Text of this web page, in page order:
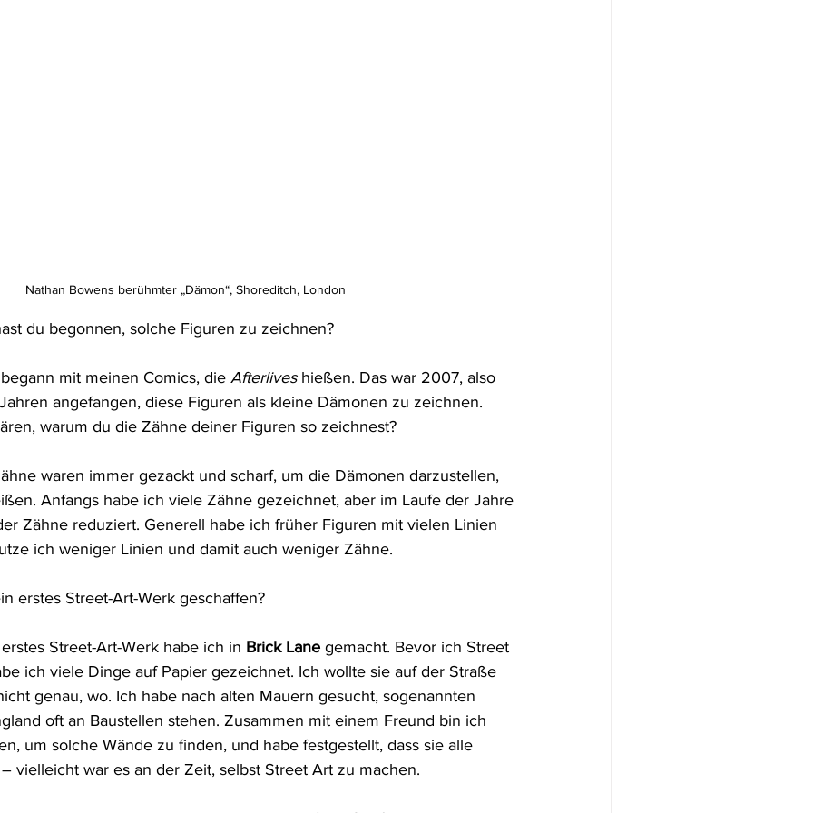
Nathan Bowens berühmter „Dämon“, Shoreditch, London
du begonnen, solche Figuren zu zeichnen?
mit meinen Comics, die Afterlives hießen. Das war 2007, also
angefangen, diese Figuren als kleine Dämonen zu zeichnen.
warum du die Zähne deiner Figuren so zeichnest?
waren immer gezackt und scharf, um die Dämonen darzustellen,
Anfangs habe ich viele Zähne gezeichnet, aber im Laufe der Jahre
Zähne reduziert. Generell habe ich früher Figuren mit vielen Linien
ich weniger Linien und damit auch weniger Zähne.
erstes Street-Art-Werk geschaffen?
Street-Art-Werk habe ich in Brick Lane gemacht. Bevor ich Street
ich viele Dinge auf Papier gezeichnet. Ich wollte sie auf der Straße
genau, wo. Ich habe nach alten Mauern gesucht, sogenannten
oft an Baustellen stehen. Zusammen mit einem Freund bin ich
um solche Wände zu finden, und habe festgestellt, dass sie alle
vielleicht war es an der Zeit, selbst Street Art zu machen.